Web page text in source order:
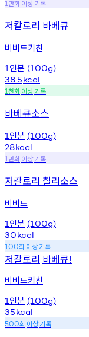
1 만회 이상기록
저칼로리 바베큐
비비드키친
1 인분 (100g)
38.5kcal
1천회 이상기록
바베큐소스
1 인분 (100g)
28kcal
1 만회 이상기록
저칼로리 칠리소스
비비드
1 인분 (100g)
30kcal
100회 이상기록
저칼로리 바베큐!
비비드키친
1 인분 (100g)
35kcal
500회 이상기록